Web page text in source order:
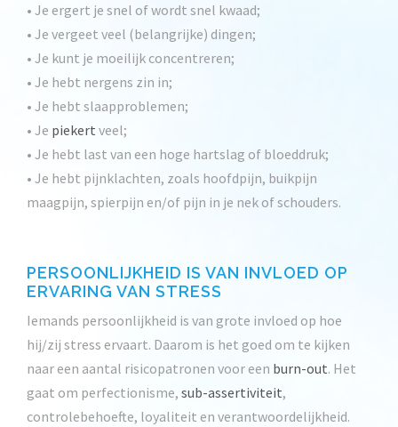
• Je ergert je snel of wordt snel kwaad;
• Je vergeet veel (belangrijke) dingen;
• Je kunt je moeilijk concentreren;
• Je hebt nergens zin in;
• Je hebt slaapproblemen;
• Je piekert veel;
• Je hebt last van een hoge hartslag of bloeddruk;
• Je hebt pijnklachten, zoals hoofdpijn, buikpijn
maagpijn, spierpijn en/of pijn in je nek of schouders.
PERSOONLIJKHEID IS VAN INVLOED OP
ERVARING VAN STRESS
Iemands persoonlijkheid is van grote invloed op hoe
hij/zij stress ervaart. Daarom is het goed om te kijken
naar een aantal risicopatronen voor een burn-out. Het
gaat om perfectionisme, sub-assertiviteit,
controlebehoefte, loyaliteit en verantwoordelijkheid.